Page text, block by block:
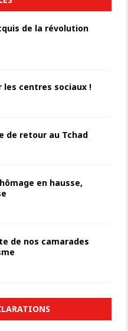
de la révolution
les centres sociaux !
de retour au Tchad
en hausse,
de nos camarades